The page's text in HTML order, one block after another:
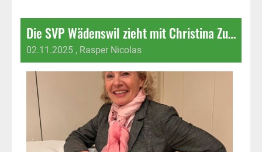
Die SVP Wädenswil zieht mit Christina Zurfluh in den Wahlkampf um einen Stadtratssitz!
02.11.2025 , Rasper Nicolas